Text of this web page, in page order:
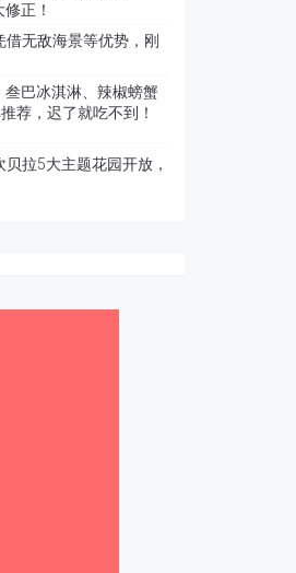
正！
无敌海景等优势，刚
巴冰淇淋、辣椒螃蟹
荐，迟了就吃不到！
拉5大主题花园开放，